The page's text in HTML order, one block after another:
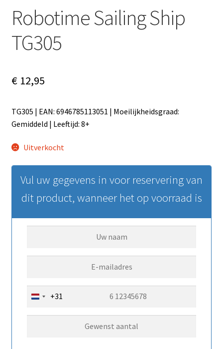
Robotime Sailing Ship
TG305
€12,95
TG305 | EAN: 6946785113051 | Moeilijkheidsgraad:
Gemiddeld | Leeftijd: 8+
Uitverkocht
Vul uw gegevens in voor reservering van
dit product, wanneer het op voorraad is
N
+31